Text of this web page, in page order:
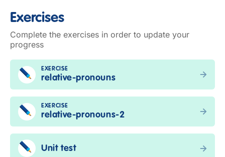
Exercises
Complete the exercises in order to update your
progress
EXERCISE
relative-pronouns
EXERCISE
relative-pronouns-2
Unit test